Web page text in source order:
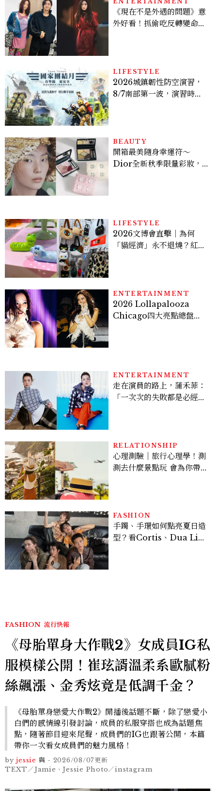
《現在不是外遇的問題》意
外好看！抓偷吃反轉變命
看點懶人包
LIFESTYLE
2026城鎮韌性防空演習，
8/7南部第一波，演習時
BEAUTY
開箱最美隨身幸運符～
Dior全新秋季限量彩妝，
LIFESTYLE
2026文博會直擊｜為何
「貓經濟」永不退燒？紅到
ENTERTAINMENT
2026 Lollapalooza
Chicago四大亮點總盤
ENTERTAINMENT
走在演員的路上，蒲禾菲：
「一次次的失敗都是必經過
RELATIONSHIP
心理測驗｜旅行心理學！測
測去什麼景點玩 會為你帶來
FASHION
手鐲、手環如何點亮夏日造
型？看Cortis、Dua Lip
FASHION 流行快報
《母胎單身大作戰2》女成員IG私
服模樣公開！崔玹諝溫柔系歐膩粉
絲飆漲、金秀炫竟是低調千金？
《母胎單身戀愛大作戰2》開播後話題不斷，除了戀愛小
白們的感情線引發討論，成員的私服穿搭也成為話題焦
點，隨著節目迎來尾聲，成員們的IG也跟著公開，本篇
帶你一次看女成員們的魅力風格！
by jessie 與 - 2026/08/07更新
TEXT／Jamie、Jessie Photo／instagram